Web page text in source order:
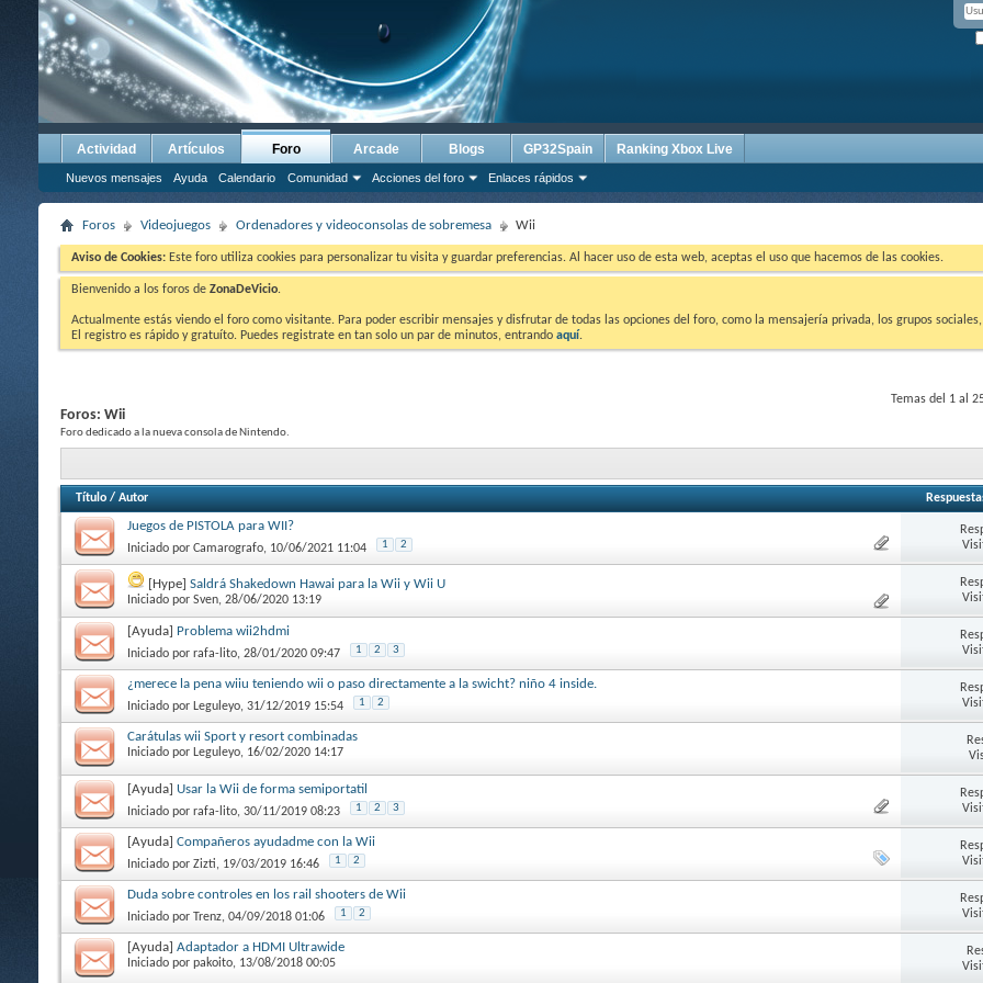
Actividad Artículos Foro
Nuevos mensajes Ayuda Calendario Comunidad Acciones del foro Enlaces rápidos
Arcade Blogs GP32Spain Ranking Xbox Live
Foros Videojuegos Ordenadores y videoconsolas de sobremesa Wii
Aviso de Cookies: Este foro utiliza cookies para personalizar tu visita y guardar preferencias. Al hacer uso de esta web, aceptas el uso que hacemos de las cookies.
Bienvenido a los foros de ZonaDeVicio.
Actualmente estás viendo el foro como visitante. Para poder escribir mensajes y disfrutar de todas las opciones del foro, como la mensajería privada, los grupos
El registro es rápido y gratuíto. Puedes registrate en tan solo un par de minutos, entrando aquí.
Temas del 1 al
Foros: Wii
Foro dedicado a la nueva consola de Nintendo.
Título / Autor
Juegos de PISTOLA para WII?
Iniciado por Camarografo, 10/06/2021 11:04 1 2
[Hype] Saldrá Shakedown Hawai para la Wii y Wii U
Iniciado por Sven, 28/06/2020 13:19
[Ayuda] Problema wii2hdmi
Iniciado por rafa-lito, 28/01/2020 09:47 1 2 3
¿merece la pena wiiu teniendo wii o paso directamente a la swicht? niño 4 inside.
Iniciado por Leguleyo, 31/12/2019 15:54 1 2
Carátulas wii Sport y resort combinadas
Iniciado por Leguleyo, 16/02/2020 14:17
[Ayuda] Usar la Wii de forma semiportatil
Iniciado por rafa-lito, 30/11/2019 08:23 1 2 3
[Ayuda] Compañeros ayudadme con la Wii
Iniciado por Zizti, 19/03/2019 16:46 1 2
Duda sobre controles en los rail shooters de Wii
Iniciado por Trenz, 04/09/2018 01:06 1 2
[Ayuda] Adaptador a HDMI Ultrawide
Iniciado por pakoito, 13/08/2018 00:05